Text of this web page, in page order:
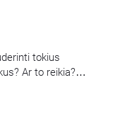
susidūręs su
tokius
Ar to reikia?
susijusius